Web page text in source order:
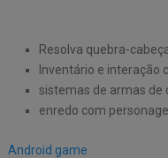
Resolva quebra-
Inventário e interação
sistemas de armas de
enredo com
Android game